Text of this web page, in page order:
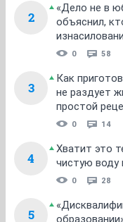
2
«Дело не в
объяснил,
0 58
3
Как
не раздует
простой
0 14
4
Хватит это
чистую воду
0 28
5